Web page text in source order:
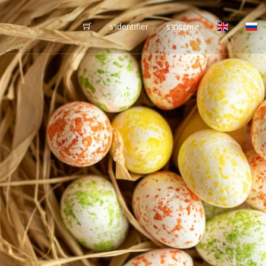
s'identifier s'inscrire